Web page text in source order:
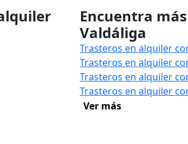
Encuentra
Valdáliga
Trasteros en alquiler
Trasteros en alquiler
Trasteros en alquiler
Trasteros en alquiler
Ver más